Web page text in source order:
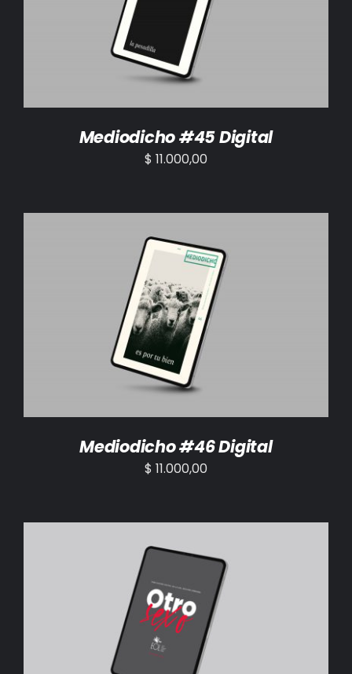
AÑADIR AL CARRITO /
Mediodicho #45 Digital
$ 11.000,00
AÑADIR AL CARRITO /
Mediodicho #46 Digital
$ 11.000,00
AÑADIR AL CARRITO /